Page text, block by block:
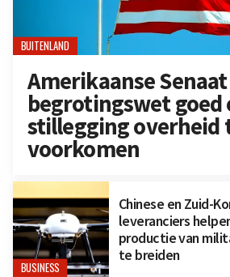
BUITENLAND
Amerikaanse
begrotingswet goed
stillegging overheid
voorkomen
BUSINESS
Chinese en Zuid-
leveranciers
productie van
te breiden